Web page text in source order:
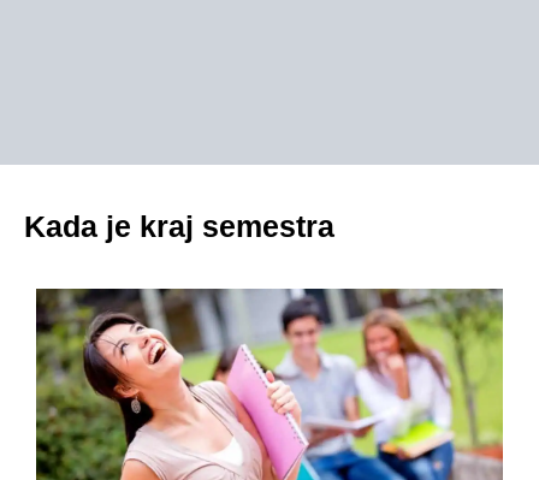
Kada je kraj semestra